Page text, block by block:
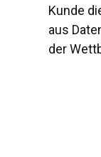
Kunde
aus
der